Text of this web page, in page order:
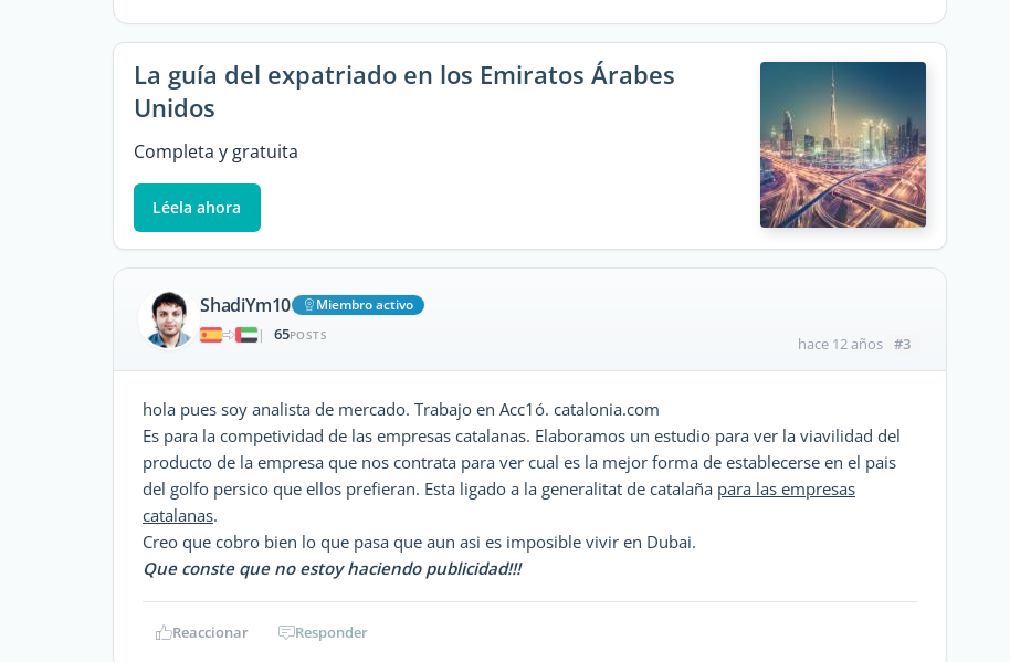
La guía del expatriado en los Emiratos Árabes
Unidos
Completa y gratuita
Léela ahora
ShadiYm10
Miembro activo
|
65POSTS hace 12 años #3
hola pues soy analista de mercado. Trabajo en Acc1ó. catalonia.com
Es para la competividad de las empresas catalanas. Elaboramos un estudio para ver la viavilidad del
producto de la empresa que nos contrata para ver cual es la mejor forma de establecerse en el pais
del golfo persico que ellos prefieran. Esta ligado a la generalitat de catalaña para las empresas
catalanas.
Creo que cobro bien lo que pasa que aun asi es imposible vivir en Dubai.
Que conste que no estoy haciendo publicidad!!!
Reaccionar Responder